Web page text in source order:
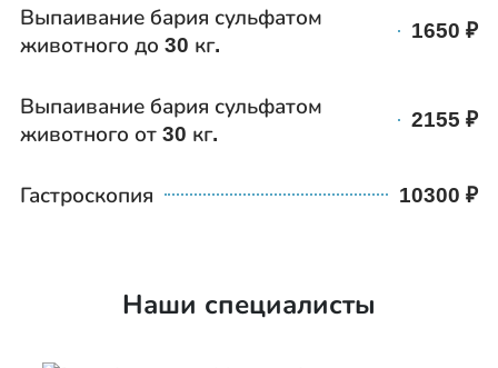
Выпаивание бария сульфатом
животного до 30 кг.
1650
Выпаивание бария сульфатом
животного от 30 кг.
2155
Гастроскопия 10300
Наши специалисты